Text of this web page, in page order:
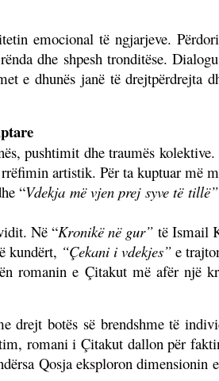
emocional të ngjarjeve.
dhe shpesh tronditëse.
e dhunës janë të drejtpërdrejta
pushtimit dhe traumës
artistik. Për ta kuptuar më
“Vdekja më vjen prej syve të tillë”
Në “Kronikë në gur” të Ismail
kundërt, “Çekani i vdekjes” e
romanin e Çitakut më afër një
drejt botës së brendshme të
romani i Çitakut dallon për
Qosja eksploron dimensionin